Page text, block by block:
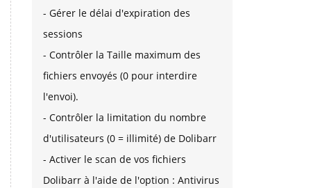
- Gérer le délai d'expiration des
sessions
- Contrôler la Taille maximum des
fichiers envoyés (0 pour interdire
l'envoi).
- Contrôler la limitation du nombre
d'utilisateurs (0 = illimité) de Dolibarr
- Activer le scan de vos fichiers
Dolibarr à l'aide de l'option : Antivirus